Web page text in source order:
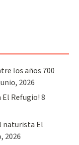
los años 700
2026
El Refugio! 8
naturista El
2026